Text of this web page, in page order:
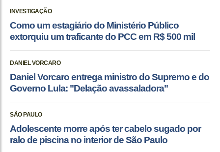
INVESTIGAÇÃO
Como um estagiário do Ministério Público
extorquiu um traficante do PCC em R$ 500 mil
DANIEL VORCARO
Daniel Vorcaro entrega ministro do Supremo e do
Governo Lula: "Delação avassaladora"
SÃO PAULO
Adolescente morre após ter cabelo sugado por
ralo de piscina no interior de São Paulo